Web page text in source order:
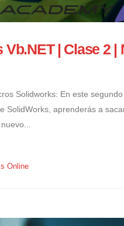
| Clase 2 |
Solidworks: En este
SolidWorks, aprenderás a
Online